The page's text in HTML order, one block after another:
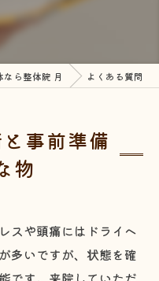
ら整体院 月 よくある質問
事前準備
物
スや頭痛にはドライヘ
多いですが、状態を確